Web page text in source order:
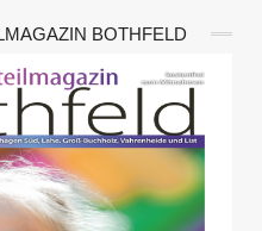
BOTHFELD